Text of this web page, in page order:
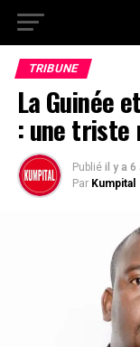
TRIBUNE
La Guinée
: une triste
Publié il y a 6
Par Kumpital